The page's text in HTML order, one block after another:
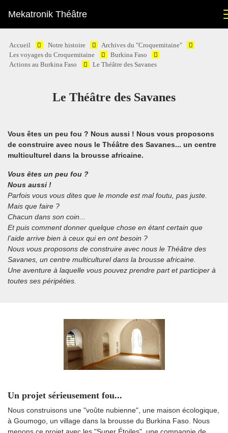
Mekatronik Théâtre
Accueil Notre histoire
Archives du "Croquemitaine"
Les voyages du Croquemitaine
Burkina Faso
Actions au Burkina Faso
Le Théâtre des Savanes
Le Théâtre des Savanes
Vous êtes un peu fou ? Nous aussi ! Nous vous proposons
de construire avec nous le Théâtre des Savanes... un centre
multiculturel dans la brousse africaine.
Vous êtes un peu fou ?
Nous aussi !
Parfois vous vous dites que le monde est mal foutu, pas juste.
Mais que faire ?
Chacun dans son coin...
Et puis comment donner quelque chose en étant certain que
l’aide arrive bien à ceux qui en ont besoin ?
Nous vous proposons de construire avec nous le Théâtre des
Savanes, un centre multiculturel dans la brousse africaine.
Une aventure à laquelle vous pouvez prendre part et participer à
toutes ses péripéties.
Un projet sérieusement fou...
Nous construisons une "voûte nubienne", une maison écologique,
à Goumogo, un village dans la brousse du Burkina Faso. Nous